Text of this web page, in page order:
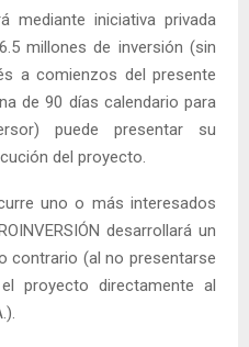
mediante iniciativa privada
millones de inversión (sin
a comienzos del presente
de 90 días calendario para
puede presentar su
del proyecto.
uno o más interesados
desarrollará un
contrario (al no presentarse
proyecto directamente al